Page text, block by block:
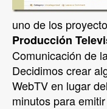
uno de los
Producción
Comunicación de
Decidimos crear
WebTV en lugar
minutos para